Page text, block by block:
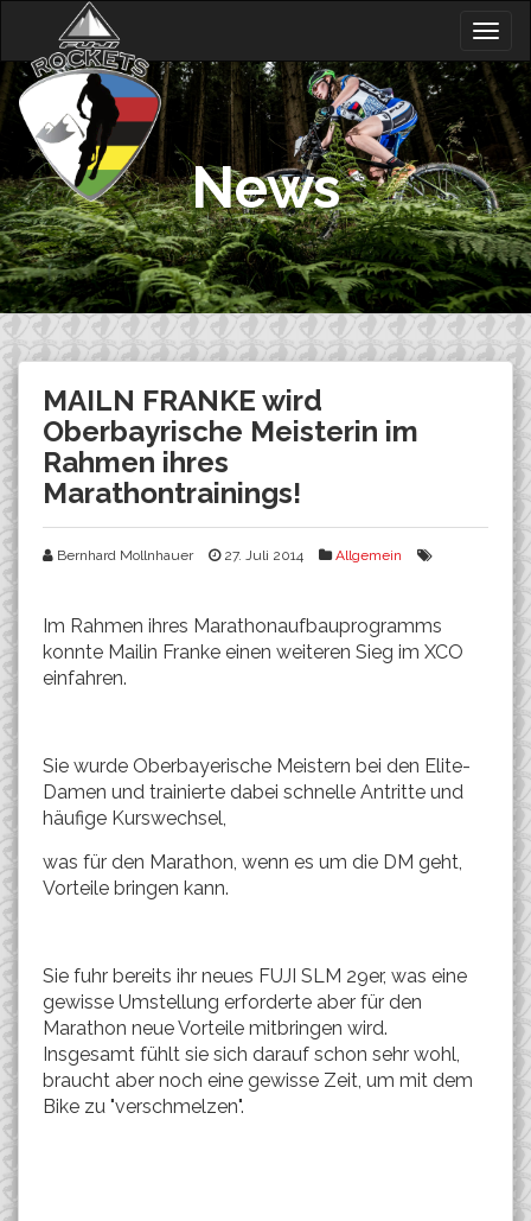
content
News
MAILN FRANKE wird
Oberbayrische Meisterin im
Rahmen ihres
Marathontrainings!
Bernhard Mollnhauer 27. Juli 2014 Allgemein
Im Rahmen ihres Marathonaufbauprogramms
konnte Mailin Franke einen weiteren Sieg im XCO
einfahren.
Sie wurde Oberbayerische Meistern bei den Elite-
Damen und trainierte dabei schnelle Antritte und
häufige Kurswechsel,
was für den Marathon, wenn es um die DM geht,
Vorteile bringen kann.
Sie fuhr bereits ihr neues FUJI SLM 29er, was eine
gewisse Umstellung erforderte aber für den
Marathon neue Vorteile mitbringen wird.
Insgesamt fühlt sie sich darauf schon sehr wohl,
braucht aber noch eine gewisse Zeit, um mit dem
Bike zu "verschmelzen".